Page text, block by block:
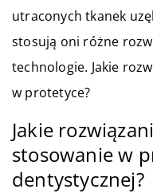
utraconych tkanek
stosują oni różne
technologie. Jakie
w protetyce?
Jakie
stosowanie w
dentystycznej?